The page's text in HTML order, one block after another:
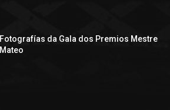
Fotografías da Gala dos Premios Mestre
Mateo